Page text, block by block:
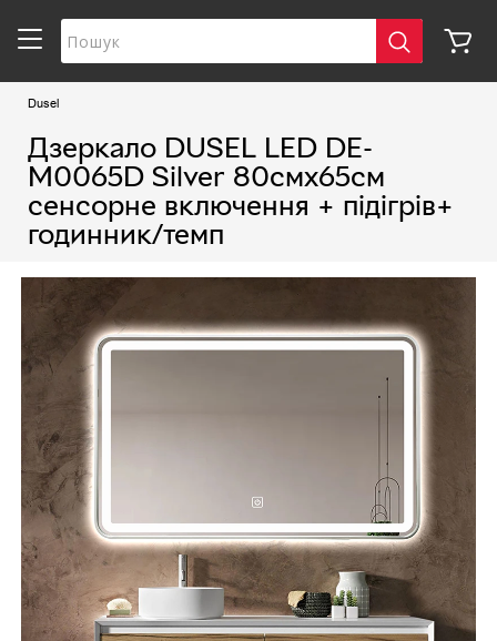
Dusel
Дзеркало DUSEL LED DE-
M0065D Silver 80смх65см
сенсорне включення + підігрів+
годинник/темп